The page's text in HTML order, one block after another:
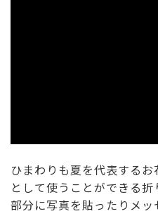
ひまわりも夏を代表する
として使うことができる
部分に写真を貼ったりメ